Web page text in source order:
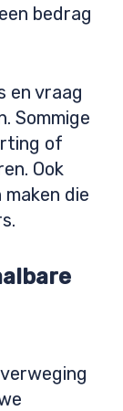
bedrag
en vraag
Sommige
of
Ook
die